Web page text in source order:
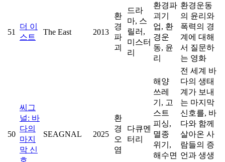
51
더 이
스트
The East 2013
환
경
파
괴
드라
마, 스
릴러,
미스터
리
환경파
괴기
업, 환
경운
동, 윤
리
환경운동
의 윤리와
폭력의 경
계에 대해
서 질문하
는 영화
50
씨그
널: 바
다의
마지
막 신
호
SEAGNAL 2025
환
경
오
염
다큐멘
터리
해양
쓰레
기, 고
스트
피싱,
멸종
위기,
해수면
전 세계 바
다의 생태
계가 보내
는 마지막
신호를, 바
다와 함께
살아온 사
람들의 증
언과 생생